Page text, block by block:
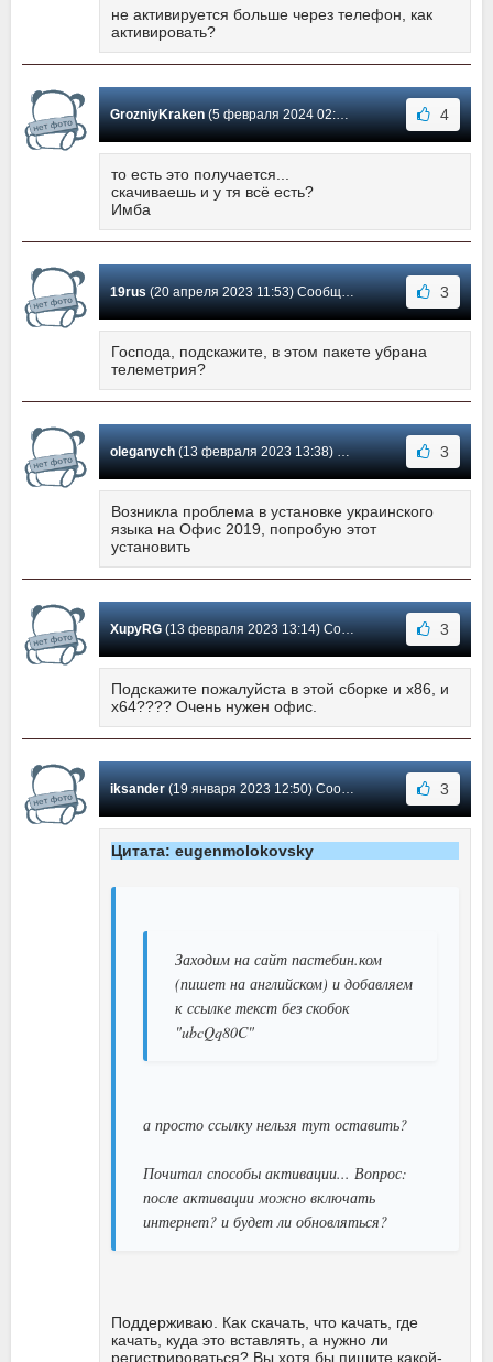
не активируется больше через телефон, как
активировать?
GrozniyKraken(5 февраля 2024 02:15) Сообщение #1771 4
то есть это получается...
скачиваешь и у тя всё есть?
Имба
19rus(20 апреля 2023 11:53) Сообщение #1770 3
Господа, подскажите, в этом пакете убрана
телеметрия?
oleganych(13 февраля 2023 13:38) Сообщение #1769 3
Возникла проблема в установке украинского
языка на Офис 2019, попробую этот
установить
XupyRG(13 февраля 2023 13:14) Сообщение #1768 3
Подскажите пожалуйста в этой сборке и х86, и
х64???? Очень нужен офис.
iksander(19 января 2023 12:50) Сообщение #1767 3
Цитата: eugenmolokovsky
Заходим на сайт пастебин.ком
(пишет на английском) и добавляем
к ссылке текст без скобок
"ubcQq80C"
а просто ссылку нельзя тут оставить?
Почитал способы активации... Вопрос:
после активации можно включать
интернет? и будет ли обновляться?
Поддерживаю. Как скачать, что качать, где
качать, куда это вставлять, а нужно ли
регистрироваться? Вы хотя бы пишите какой-